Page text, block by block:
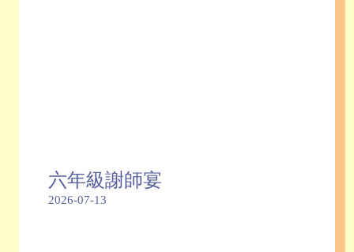
六年級謝師宴
2026-07-13